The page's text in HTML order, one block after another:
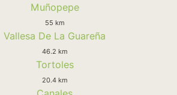
Muñopepe
55 km
Vallesa De La Guareña
46.2 km
Tortoles
20.4 km